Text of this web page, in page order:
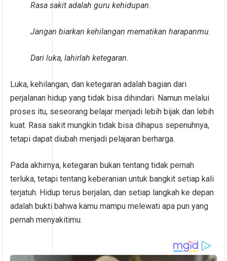
Rasa sakit adalah guru kehidupan.
Jangan biarkan kehilangan mematikan harapanmu.
Dari luka, lahirlah ketegaran.
Luka, kehilangan, dan ketegaran adalah bagian dari
perjalanan hidup yang tidak bisa dihindari. Namun melalui
proses itu, seseorang belajar menjadi lebih bijak dan lebih
kuat. Rasa sakit mungkin tidak bisa dihapus sepenuhnya,
tetapi dapat diubah menjadi pelajaran berharga.
Pada akhirnya, ketegaran bukan tentang tidak pernah
terluka, tetapi tentang keberanian untuk bangkit setiap kali
terjatuh. Hidup terus berjalan, dan setiap langkah ke depan
adalah bukti bahwa kamu mampu melewati apa pun yang
pernah menyakitimu.